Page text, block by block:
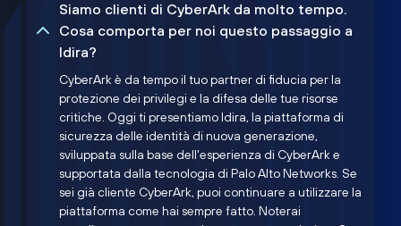
Siamo clienti di CyberArk da molto tempo.
Cosa comporta per noi questo passaggio a
Idira?
CyberArk è da tempo il tuo partner di fiducia per la
protezione dei privilegi e la difesa delle tue risorse
critiche. Oggi ti presentiamo Idira, la piattaforma di
sicurezza delle identità di nuova generazione,
sviluppata sulla base dell'esperienza di CyberArk e
supportata dalla tecnologia di Palo Alto Networks. Se
sei già cliente CyberArk, puoi continuare a utilizzare la
piattaforma come hai sempre fatto. Noterai